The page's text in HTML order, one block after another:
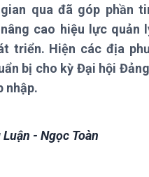
dân
Tin thế giới
Vấn đề quốc tế
Hồ sơ sự kiện
Thế giới & Việt
Biên cương -
qua đã góp phần
cao hiệu lực quản
triển. Hiện các địa
bị cho kỳ Đại hội
nhập.
- Ngọc Toàn